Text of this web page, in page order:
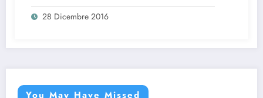
28 Dicembre 2016
You May Have Missed